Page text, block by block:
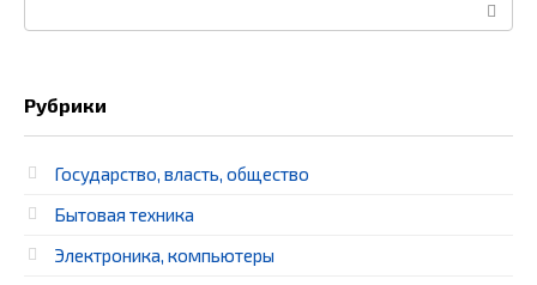
Рубрики
Государство, власть, общество
Бытовая техника
Электроника, компьютеры